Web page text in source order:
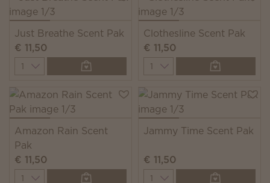
Just Breathe Scent Pak
€ 11,50
Quantity
Clothesline Scent Pak
€ 11,50
Quantity
Amazon Rain Scent
Pak
€ 11,50
Quantity
Jammy Time Scent Pak
€ 11,50
Quantity